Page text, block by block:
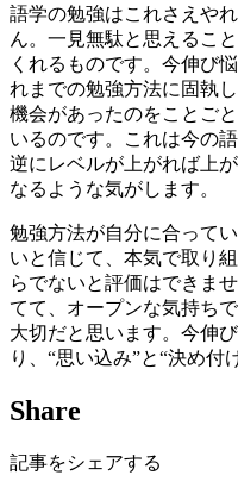
語学の勉強はこれさえや
ん。一見無駄と思えるこ
くれるものです。今伸び
れまでの勉強方法に固執
機会があったのをことご
いるのです。これは今の
逆にレベルが上がれば上
なるような気がします。
勉強方法が自分に合って
いと信じて、本気で取り
らでないと評価はできま
てて、オープンな気持ち
大切だと思います。今伸
り、“思い込み”と“決め付
Share
記事をシェアする